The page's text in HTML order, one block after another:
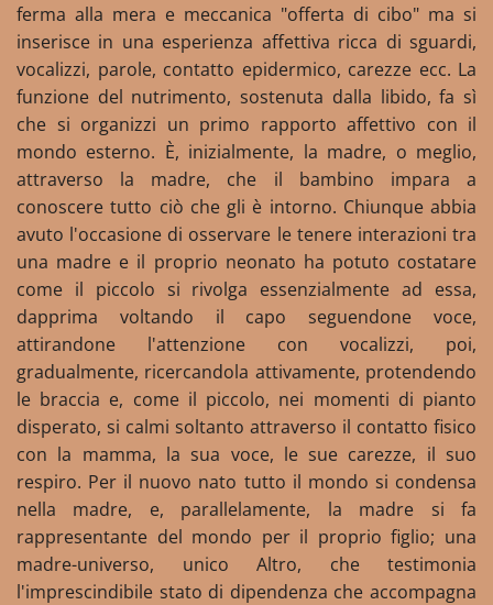
ferma alla mera e meccanica "offerta di cibo" ma si
inserisce in una esperienza affettiva ricca di sguardi,
vocalizzi, parole, contatto epidermico, carezze ecc. La
funzione del nutrimento, sostenuta dalla libido, fa sì
che si organizzi un primo rapporto affettivo con il
mondo esterno. È, inizialmente, la madre, o meglio,
attraverso la madre, che il bambino impara a
conoscere tutto ciò che gli è intorno. Chiunque abbia
avuto l'occasione di osservare le tenere interazioni tra
una madre e il proprio neonato ha potuto costatare
come il piccolo si rivolga essenzialmente ad essa,
dapprima voltando il capo seguendone voce,
attirandone l'attenzione con vocalizzi, poi,
gradualmente, ricercandola attivamente, protendendo
le braccia e, come il piccolo, nei momenti di pianto
disperato, si calmi soltanto attraverso il contatto fisico
con la mamma, la sua voce, le sue carezze, il suo
respiro. Per il nuovo nato tutto il mondo si condensa
nella madre, e, parallelamente, la madre si fa
rappresentante del mondo per il proprio figlio; una
madre-universo, unico Altro, che testimonia
l'imprescindibile stato di dipendenza che accompagna